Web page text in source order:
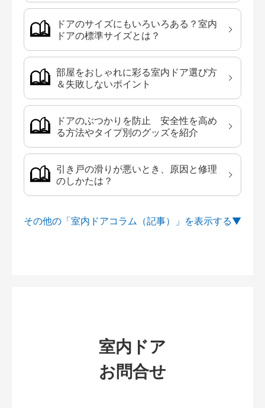
ドアのサイズにもいろいろある？室内
ドアの標準サイズとは？
部屋をおしゃれに彩る室内ドア選び方
＆失敗しないポイント
ドアのぶつかりを防止 安全性を高め
る方法やタイプ別のグッズを紹介
引き戸の滑りが悪いとき、原因と修理
のしかたは？
その他の「室内ドアコラム（記事）」を
室内ドア
お問合せ